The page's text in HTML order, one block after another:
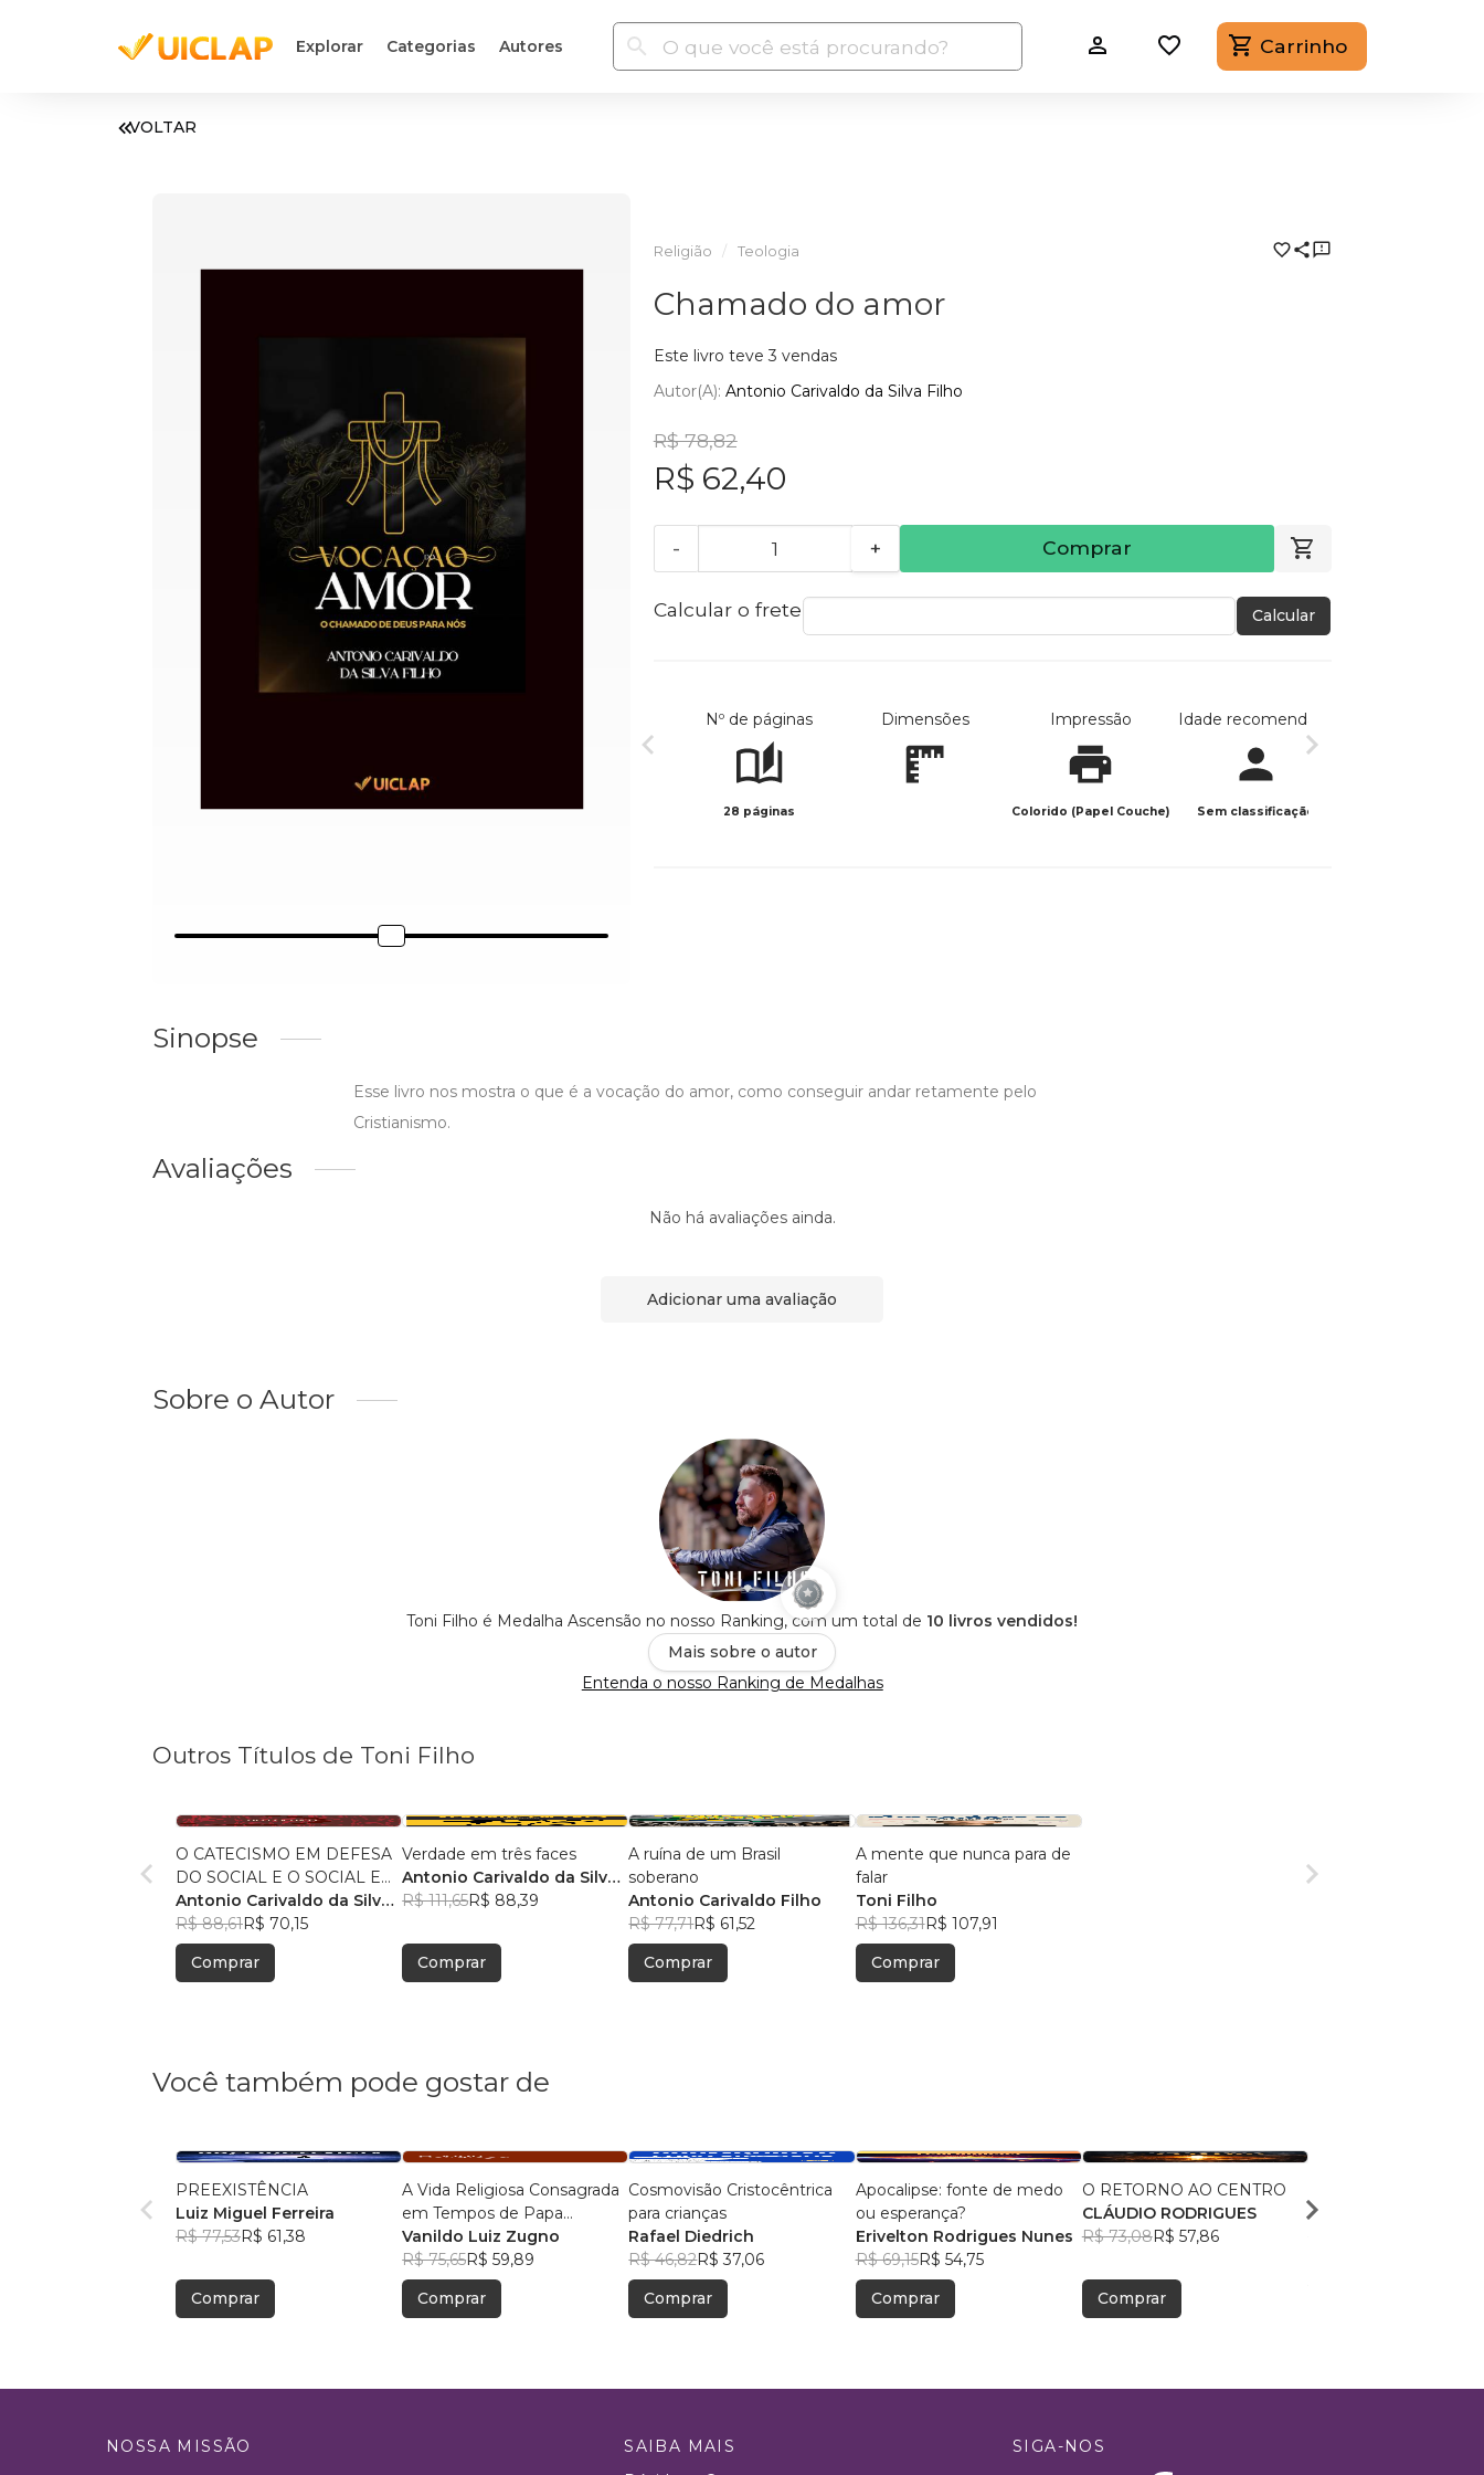
Explorar Categorias Autores Carrinho
VOLTAR
Religião Teologia
Chamado do amor
Este livro teve 3 vendas
Autor(a): Antonio Carivaldo da Silva Filho
R$ 78,82
R$ 62,40
- + Comprar
Calcular o frete Calcular
Nº de páginas
28 páginas
Dimensões Impressão
Colorido (Papel Couche)
Idade recomendada
Sem classificação
Sinopse
Esse livro nos mostra o que é a vocação do amor, como conseguir andar retamente pelo
Cristianismo.
Avaliações
Não há avaliações ainda.
Adicionar uma avaliação
Sobre o Autor
Toni Filho é Medalha Ascensão no nosso Ranking, com um total de 10 livros vendidos!
Mais sobre o autor
Entenda o nosso Ranking de Medalhas
Outros Títulos de Toni Filho
O CATECISMO EM DEFESA
DO SOCIAL E O SOCIAL EM
DEFESA DA FÉ
Antonio Carivaldo da Silva
Filho
R$ 88,61R$ 70,15
Comprar
Verdade em três faces
Antonio Carivaldo da Silva
Filho
R$ 111,65R$ 88,39
Comprar
A ruína de um Brasil
soberano
Antonio Carivaldo Filho
R$ 77,71R$ 61,52
Comprar
A mente que nunca para de
falar
Toni Filho
R$ 136,31R$ 107,91
Comprar
Você também pode gostar de
PREEXISTÊNCIA
Luiz Miguel Ferreira
R$ 77,53R$ 61,38
Comprar
A Vida Religiosa Consagrada
em Tempos de Papa
Francisco
Vanildo Luiz Zugno
R$ 75,65R$ 59,89
Comprar
Cosmovisão Cristocêntrica
para crianças
Rafael Diedrich
R$ 46,82R$ 37,06
Comprar
Apocalipse: fonte de medo
ou esperança?
Erivelton Rodrigues Nunes
R$ 69,15R$ 54,75
Comprar
O RETORNO AO CENTRO
CLÁUDIO RODRIGUES
R$ 73,08R$ 57,86
Comprar
Malik El Shaddai
NOSSA MISSÃO
SAIBA MAIS
SIGA-NOS